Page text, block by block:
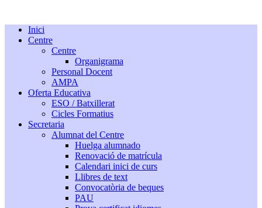
Inici
Centre
Centre
Organigrama
Personal Docent
AMPA
Oferta Educativa
ESO / Batxillerat
Cicles Formatius
Secretaria
Alumnat del Centre
Huelga alumnado
Renovació de matrícula
Calendari inici de curs
Llibres de text
Convocatòria de beques
PAU